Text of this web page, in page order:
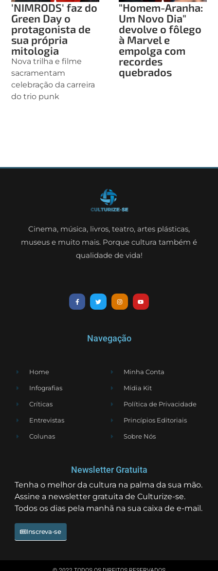
'NIMRODS' faz do
Green Day o
protagonista de
sua própria
mitologia
Nova trilha e filme
sacramentam
celebração da carreira
do trio punk
"Homem-Aranha:
Um Novo Dia"
devolve o fôlego
à Marvel e
empolga com
recordes
quebrados
Cinema, música, livros, teatro, artes plásticas,
museus e muito mais. Porque cultura também é
qualidade de vida!
Navegação
Home
Infografias
Críticas
Entrevistas
Colunas
Minha Conta
Mídia Kit
Política de Privacidade
Princípios Editoriais
Sobre Nós
Newsletter Gratuita
Tenha o melhor da cultura na palma da sua mão.
Assine a newsletter gratuita de Culturize-se.
Todos os dias pela manhã na sua caixa de e-mail.
Inscreva-se